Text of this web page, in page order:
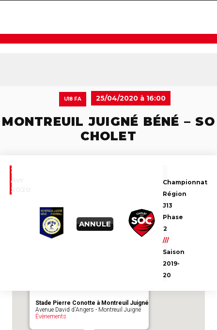
U18 FA 25/04/2020 à 16:00
MONTREUIL JUIGNÉ BÉNÉ – SO
CHOLET
25
Avr
2020
ANNULE
Championnat
Région
J13
Phase
2
///
Saison
2019-
20
Emplacement du match :
Stade Pierre
Conotte à Montreuil Juigné
Stade Pierre Conotte à Montreuil Juigné
Avenue David d'Angers - Montreuil Juigné
Évènements